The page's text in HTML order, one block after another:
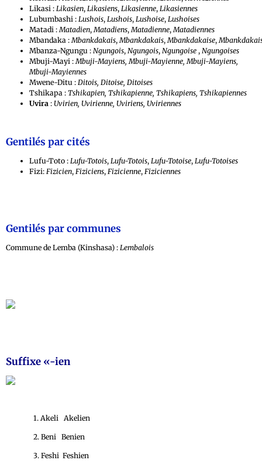
Likasi : Likasien, Likasiens, Likasienne, Likasiennes
Lubumbashi : Lushois, Lushois, Lushoise, Lushoises
Matadi :Matadien,Matadiens,Matadienne,Matadiennes
Mbandaka :Mbankdakais,Mbankdakais,Mbankdakaise,
Mbanza-Ngungu : Ngungois, Ngungois, Ngungoise , Ngungoises
Mbuji-Mayi :Mbuji-Mayiens, Mbuji-Mayienne, Mbuji-Mayiens,
Mbuji-Mayiennes
Mwene-Ditu : Ditois, Ditoise, Ditoises
Tshikapa : Tshikapien, Tshikapienne, Tshikapiens, Tshikapiennes
Uvira : Uvirien, Uvirienne, Uviriens, Uviriennes
Gentilés par cités
Lufu-Toto : Lufu-Totois, Lufu-Totois, Lufu-Totoise, Lufu-Totoises
Fizi: Fizicien, Fiziciens, Fizicienne, Fiziciennes
Gentilés par communes
Commune de Lemba (Kinshasa) : Lembalois
Suffixe «-ien
1. Akeli Akelien
2. Beni Benien
3. Feshi Feshien